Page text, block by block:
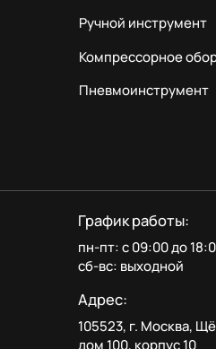
Ручной инструмент
Компрессорное
Пневмоинструмент
График работы:
пн-пт: с 09:00 до
сб-вс: выходной
Адрес:
105523, г. Москва,